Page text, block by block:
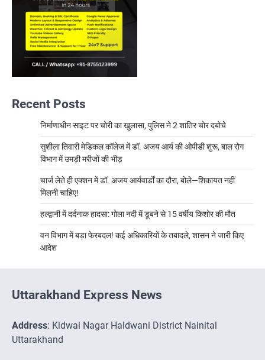
Recent Posts
निर्माणाधीन साइट पर चोरी का खुलासा, पुलिस ने 2 शातिर चोर दबोचे
सुशीला तिवारी मेडिकल कॉलेज में डॉ. अजय आर्य की ओपीडी शुरू, बाल रोग
विभाग में उमड़ी मरीजों की भीड़
चार्ज लेते ही एक्शन में डॉ. अजय आर्यवार्डों का दौरा, बोले—शिकायत नहीं
मिलनी चाहिए!
हल्द्वानी में दर्दनाक हादसा: गोला नदी में डूबने से 15 वर्षीय किशोर की मौत
वन विभाग में बड़ा फेरबदल! कई अधिकारियों के तबादले, शासन ने जारी किए
आदेश
Uttarakhand Express News
Address: Kidwai Nagar Haldwani District Nainital
Uttarakhand